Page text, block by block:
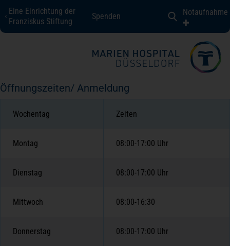
Eine Einrichtung der
Franziskus Stiftung
Spenden Notaufnahme
Marien Hospital Düsseldorf
Karriere
Öffnungszeiten/ Anmeldung
Wochentag Zeiten
Montag 08:00-17:00 Uhr
Dienstag 08:00-17:00 Uhr
Mittwoch 08:00-16:30
Donnerstag 08:00-17:00 Uhr